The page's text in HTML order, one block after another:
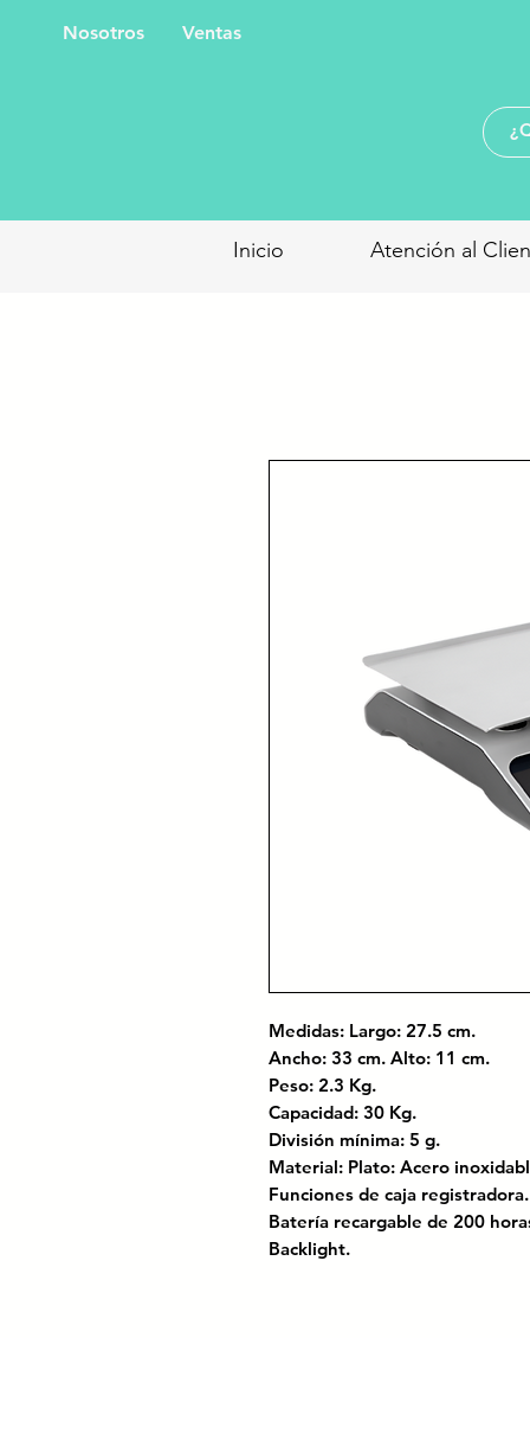
Nosotros Ventas
Inicio Atención al
Medidas: Largo: 27.5 cm.
Ancho: 33 cm. Alto: 11 cm.
Peso: 2.3 Kg.
Capacidad: 30 Kg.
División mínima: 5 g.
Material: Plato: Acero
Funciones de caja registradora.
Batería recargable de 200
Backlight.